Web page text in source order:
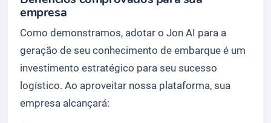
empresa
Como demonstramos, adotar o Jon AI para a
geração de seu conhecimento de embarque é um
investimento estratégico para seu sucesso
logístico. Ao aproveitar nossa plataforma, sua
empresa alcançará: